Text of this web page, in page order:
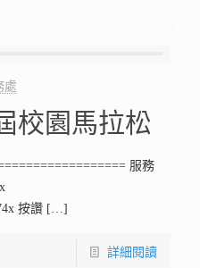
處
校園馬拉松
服務
按讚[…]
詳細閱讀